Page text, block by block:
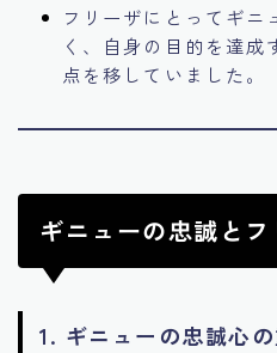
フリーザにとってギニ
く、自身の目的を達
点を移していました。
ギニューの忠誠と
1. ギニューの忠誠心